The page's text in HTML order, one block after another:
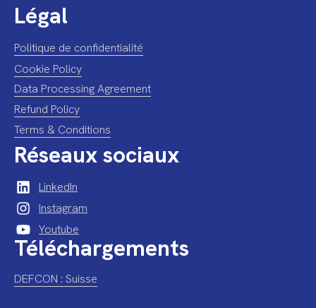
Légal
Politique de confidentialité
Cookie Policy
Data Processing Agreement
Refund Policy
Terms & Conditions
Réseaux sociaux
LinkedIn
Instagram
Youtube
Téléchargements
DEFCON : Suisse